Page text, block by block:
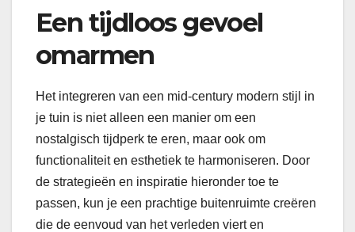
Een tijdloos gevoel
omarmen
Het integreren van een mid-century modern stijl in
je tuin is niet alleen een manier om een
nostalgisch tijdperk te eren, maar ook om
functionaliteit en esthetiek te harmoniseren. Door
de strategieën en inspiratie hieronder toe te
passen, kun je een prachtige buitenruimte creëren
die de eenvoud van het verleden viert en